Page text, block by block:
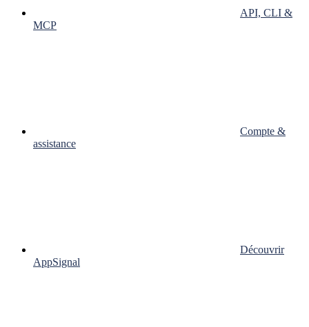
API, CLI &
MCP
Compte &
assistance
Découvrir
AppSignal